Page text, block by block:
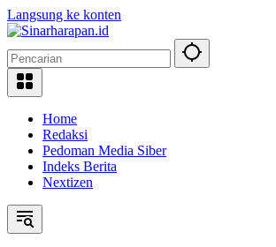
Langsung ke konten
Home
Redaksi
Pedoman Media Siber
Indeks Berita
Nextizen